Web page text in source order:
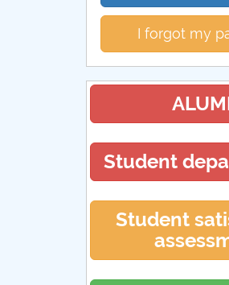
I forgot my
Student
Student